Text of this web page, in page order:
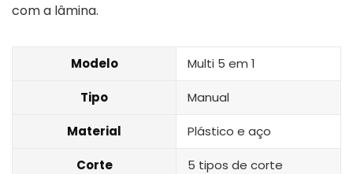
com a lâmina.
Modelo Multi 5 em 1
Tipo Manual
Material Plástico e aço
Corte 5 tipos de corte